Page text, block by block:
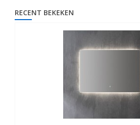
RECENT BEKEKEN